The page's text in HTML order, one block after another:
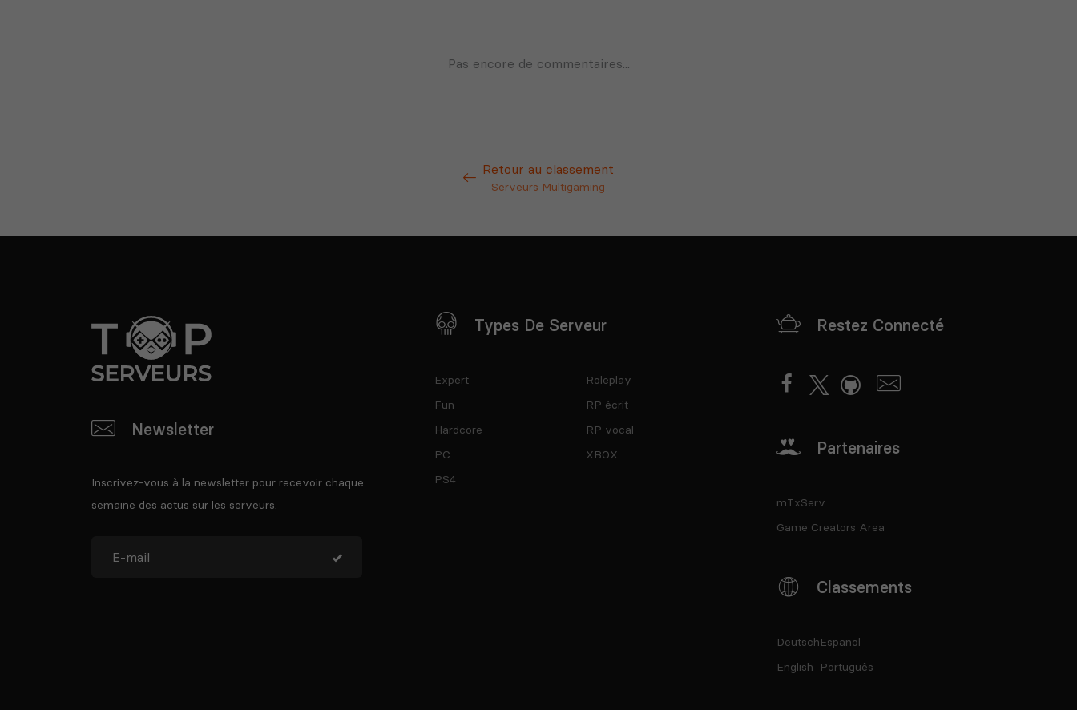
Retour au classement
Serveurs Multigaming
Newsletter
Inscrivez-vous à la newsletter pour recevoir chaque
semaine des actus sur les serveurs.
Types De Serveur
Expert
Fun
Hardcore
PC
PS4
Roleplay
RP écrit
RP vocal
XBOX
Restez Connecté
Partenaires
mTxServ
Game Creators Area
Classements
Deutsch
English
Español
Português